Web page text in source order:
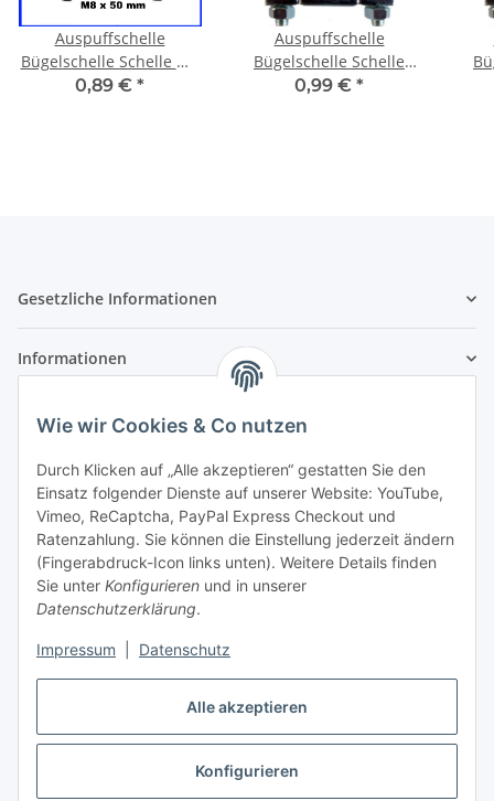
Alle akzeptieren
Konfigurieren
Wie wir Cookies & Co nutzen
Durch Klicken auf „Alle akzeptieren“ gestatten Sie den
Einsatz folgender Dienste auf unserer Website: YouTube,
Vimeo, ReCaptcha, PayPal Express Checkout und
Ratenzahlung. Sie können die Einstellung jederzeit ändern
(Fingerabdruck-Icon links unten). Weitere Details finden
Sie unter Konfigurieren und in unserer
Datenschutzerklärung.
Impressum Datenschutz
Auspuffschelle
Bügelschelle Schelle M8
x 50 mm
0,89 € *
Auspuffschelle
Bügelschelle Schelle
M10 x 60 mm
0,99 € *
Gesetzliche Informationen
Informationen
Zahlung und Versand
Adresse
Anita Schlifke
07639 Bad Klosterlausnitz
Telefon:03660191509
Vertrag widerrufen